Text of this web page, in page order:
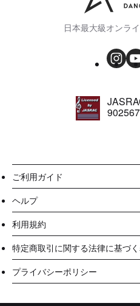
日本最大級オンラ
ご利用ガイド
ヘルプ
利用規約
特定商取引に関する法律に基づ
プライバシーポリシー